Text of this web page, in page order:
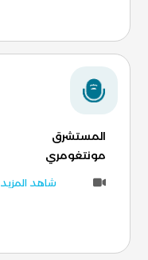
المستشرق
مونتغومري
شاهد المزيد